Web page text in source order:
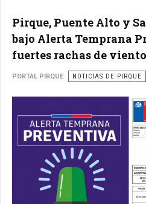
Pirque, Puente Alto y
bajo Alerta Temprana
fuertes rachas de viento
PORTAL PIRQUE NOTICIAS DE PIRQUE